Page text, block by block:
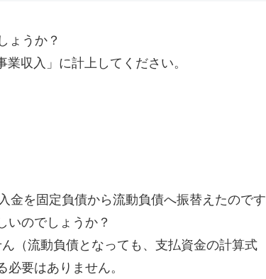
ょうか？
収入」に計上してください。
金を固定負債から流動負債へ振替えたのです
いのでしょうか？
（流動負債となっても、支払資金の計算式
要はありません。